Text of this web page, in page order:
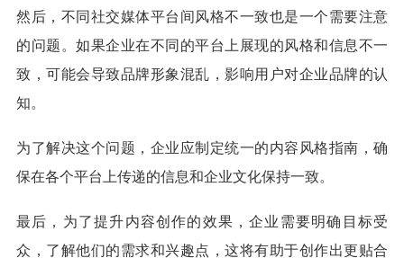
然后，不同社交媒体平台间风格不一致也是一个需要注意
的问题。如果企业在不同的平台上展现的风格和信息不一
致，可能会导致品牌形象混乱，影响用户对企业品牌的认
知。
为了解决这个问题，企业应制定统一的内容风格指南，确
保在各个平台上传递的信息和企业文化保持一致。
最后，为了提升内容创作的效果，企业需要明确目标受
众，了解他们的需求和兴趣点，这将有助于创作出更贴合